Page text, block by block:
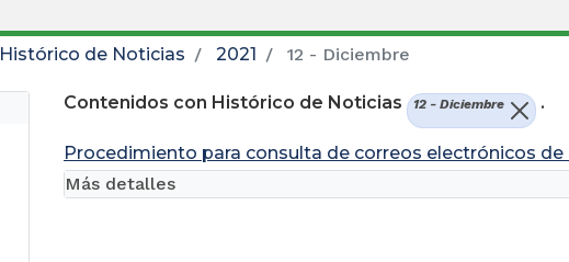
Histórico de Noticias 2021 12 - Diciembre
Contenidos con Histórico de Noticias 12 - Diciembre .
Procedimiento para consulta de correos electrónicos
Más detalles